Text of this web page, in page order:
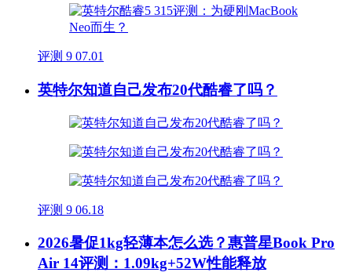
评测 9 07.01
英特尔知道自己发布20代酷睿了吗？
评测 9 06.18
2026暑促1kg轻薄本怎么选？惠普星Book Pro
Air 14评测：1.09kg+52W性能释放